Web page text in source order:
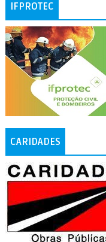
IFPROTEC
CARIDADES